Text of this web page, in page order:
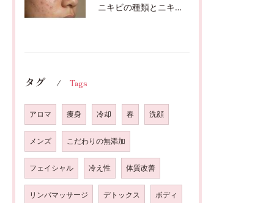
ニキビの種類とニキビを作らないスキンケア方法♪千葉市中央区フェイシャルエステサロン
タグ Tags
アロマ 痩身 冷却 春 洗顔
メンズ こだわりの無添加
フェイシャル 冷え性 体質改善
リンパマッサージ デトックス ボディ